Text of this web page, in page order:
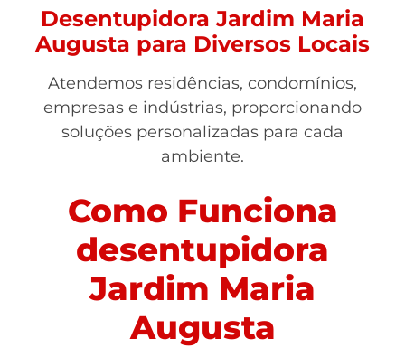
Desentupidora Jardim Maria
Augusta para Diversos Locais
Atendemos residências, condomínios,
empresas e indústrias, proporcionando
soluções personalizadas para cada
ambiente.
Como Funciona
desentupidora
Jardim Maria
Augusta